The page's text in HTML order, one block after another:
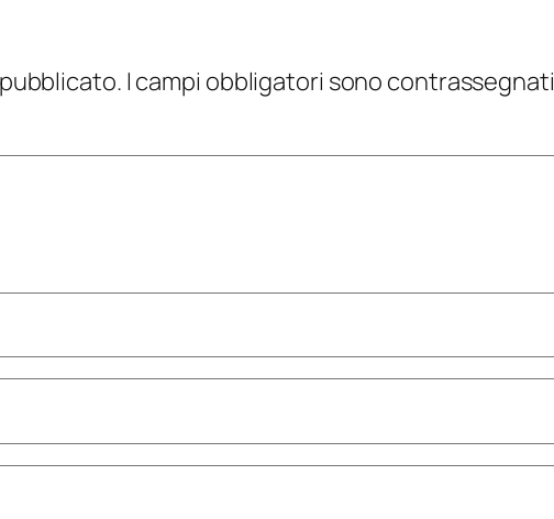
I campi obbligatori sono contrassegnati